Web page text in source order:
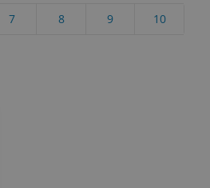
10
9
8
7